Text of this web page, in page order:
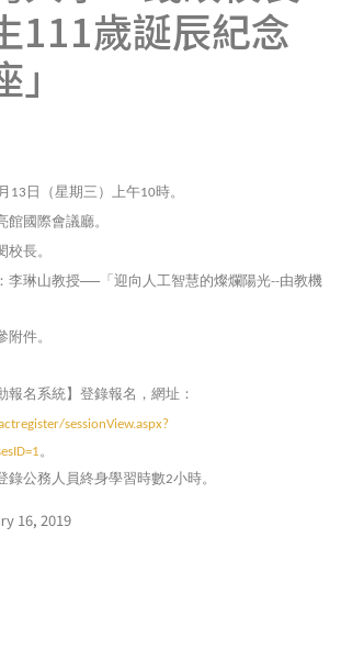
111歲誕辰紀念
月 13 日（星期三）上午10時。
國際會議廳。
長。
李琳山教授──「迎向人工智慧的燦爛陽光--由教機
件。
報名系統】登錄報名，網址：
sessionView.aspx?
。
錄公務人員終身學習時數2小時。
16, 2019